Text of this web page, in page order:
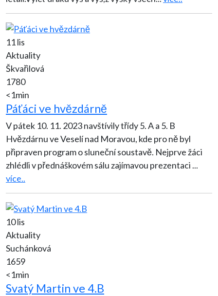
11 lis
Aktuality
Škvařilová
1780
<1min
Páťáci ve hvězdárně
V pátek 10. 11. 2023 navštívily třídy 5. A a 5. B
Hvězdárnu ve Veselí nad Moravou, kde pro ně byl
připraven program o sluneční soustavě. Nejprve žáci
zhlédli v přednáškovém sálu zajímavou prezentaci ...
více..
10 lis
Aktuality
Suchánková
1659
<1min
Svatý Martin ve 4.B